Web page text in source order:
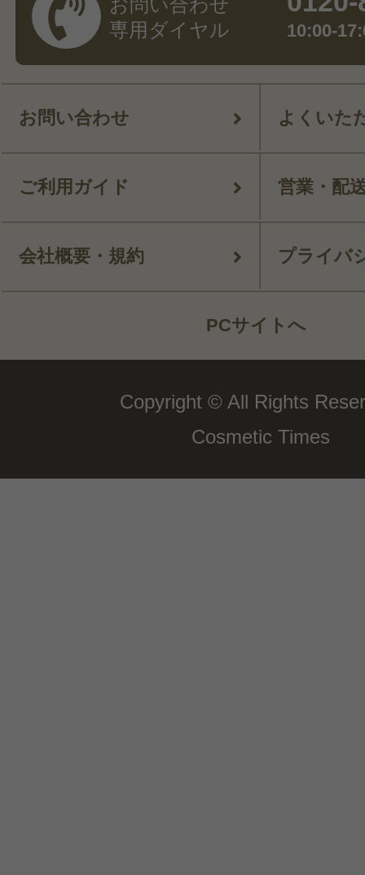
お問い合わせ
専用ダイヤル
10:00-
お問い合わせ よくいた
ご利用ガイド 営業・配
会社概要・規約 プライバ
PCサイトへ
Copyright © All Rights
Cosmetic Times